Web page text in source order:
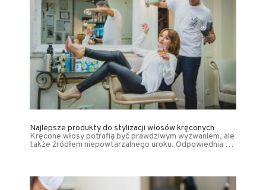
Najlepsze produkty do stylizacji włosów kręconych
Kręcone włosy potrafią być prawdziwym wyzwaniem, ale
także źródłem niepowtarzalnego uroku. Odpowiednia …